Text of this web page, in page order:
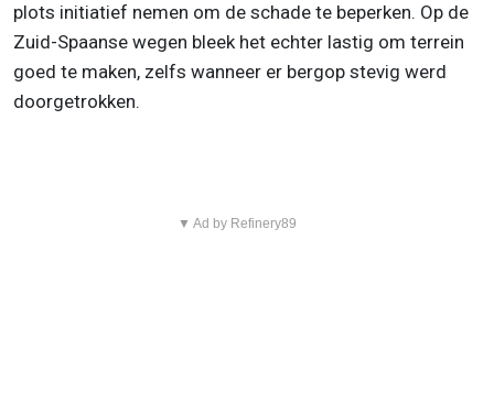
plots initiatief nemen om de schade te beperken. Op de
Zuid-Spaanse wegen bleek het echter lastig om terrein
goed te maken, zelfs wanneer er bergop stevig werd
doorgetrokken.
▼ Ad by Refinery89